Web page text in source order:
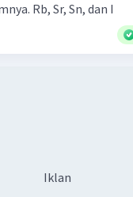
berdasarkan jari-jari atomnya. Rb, Sr, Sn, dan I
Iklan